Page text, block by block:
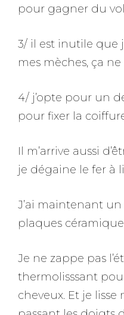
pour gagner du
3/ il est inutile que
mes mèches, ça
4/ j’opte pour un
pour fixer la
Il m’arrive aussi
je dégaine le fer à
J’ai maintenant
plaques
Je ne zappe pas
thermolisssant
cheveux. Et je